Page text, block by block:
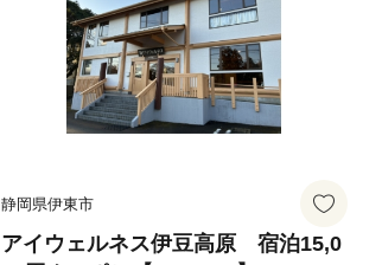
静岡県伊東市
アイウェルネス伊豆高原 宿泊15,0